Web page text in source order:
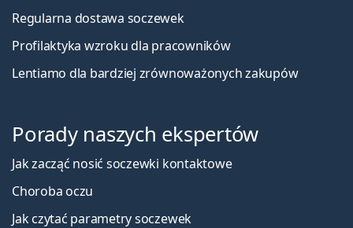
Regularna dostawa soczewek
Profilaktyka wzroku dla pracowników
Lentiamo dla bardziej zrównoważonych zakupów
Porady naszych ekspertów
Jak zacząć nosić soczewki kontaktowe
Choroba oczu
Jak czytać parametry soczewek